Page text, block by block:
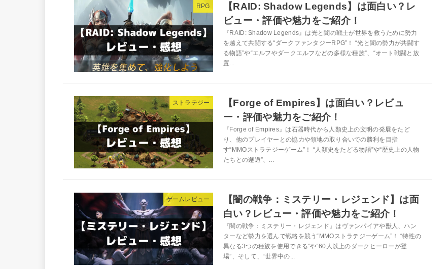
RPG
【RAID: Shadow Legends】は面白い？レ
ビュー・評価や魅力をご紹介！
『RAID: Shadow Legends』は光と闇の戦士が世界を救うために勢力
を越えて共闘する“ダークファンタジーRPG”！ “光と闇の勢力が共闘す
る物語”や“エルフやダークエルフなどの多様な種族”、“オート戦闘と放
置...
ストラテジー
【Forge of Empires】は面白い？レビュ
ー・評価や魅力をご紹介！
『Forge of Empires』は石器時代から人類史上の文明の発展をたど
り、他のプレイヤーとの協力や領地の取り合いでの勝利を目指
す“MMOストラテジーゲーム”！ “人類史をたどる物語”や“歴史上の人物
たちとの邂逅”、...
ゲームレビュー
【闇の戦争：ミステリー・レジェンド】は面
白い？レビュー・評価や魅力をご紹介！
『闇の戦争：ミステリー・レジェンド』はヴァンパイアや獣人、ハン
ターなど勢力を選んで戦略を競う“MMOストラテジーゲーム”！ “特性の
異なる3つの種族を使用できる”や“60人以上のダークヒーローが登
場”、そして、“世界中の...